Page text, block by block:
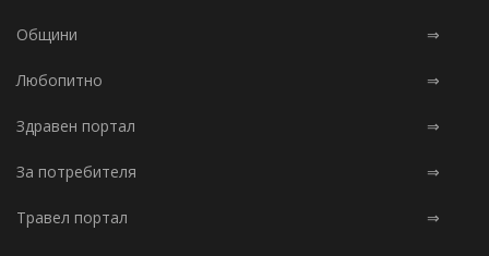
Общини ⇒
Любопитно ⇒
Здравен портал ⇒
За потребителя ⇒
Травел портал ⇒